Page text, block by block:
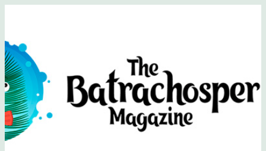
The Batrachospermum Magazine
Батрахоспермум (официальный сайт)